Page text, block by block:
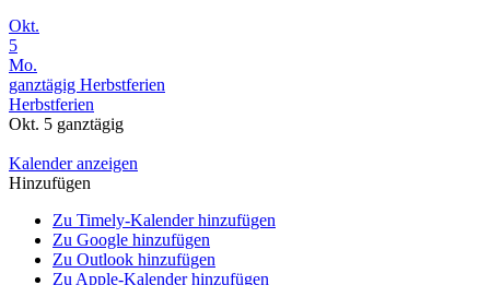
Okt.
5
Mo.
ganztägig Herbstferien
Herbstferien
Okt. 5 ganztägig
Kalender anzeigen
Hinzufügen
Zu Timely-Kalender hinzufügen
Zu Google hinzufügen
Zu Outlook hinzufügen
Zu Apple-Kalender hinzufügen